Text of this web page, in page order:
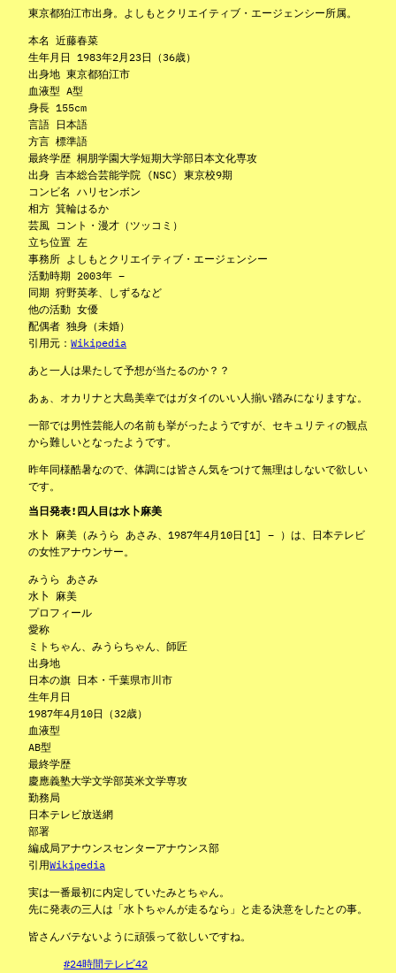
東京都狛江市出身。よしもとクリエイティブ・エージェンシー所属。
本名 近藤春菜
生年月日 1983年2月23日（36歳）
出身地 東京都狛江市
血液型 A型
身長 155cm
言語 日本語
方言 標準語
最終学歴 桐朋学園大学短期大学部日本文化専攻
出身 吉本総合芸能学院 (NSC) 東京校9期
コンビ名 ハリセンボン
相方 箕輪はるか
芸風 コント・漫才（ツッコミ）
立ち位置 左
事務所 よしもとクリエイティブ・エージェンシー
活動時期 2003年 –
同期 狩野英孝、しずるなど
他の活動 女優
配偶者 独身（未婚）
引用元： Wikipedia
あと一人は果たして予想が当たるのか？？
あぁ、オカリナと大島美幸ではガタイのいい人揃い踏みになりますな。
一部では男性芸能人の名前も挙がったようですが、セキュリティの観点
から難しいとなったようです。
昨年同様酷暑なので、体調には皆さん気をつけて無理はしないで欲しい
です。
当日発表!四人目は水卜麻美
水卜 麻美（みうら あさみ、1987年4月10日[1] – ）は、日本テレビ
の女性アナウンサー。
みうら あさみ
水卜 麻美
プロフィール
愛称
ミトちゃん、みうらちゃん、師匠
出身地
日本の旗 日本・千葉県市川市
生年月日
1987年4月10日（32歳）
血液型
AB型
最終学歴
慶應義塾大学文学部英米文学専攻
勤務局
日本テレビ放送網
部署
編成局アナウンスセンターアナウンス部
引用Wikipedia
実は一番最初に内定していたみとちゃん。
先に発表の三人は「水卜ちゃんが走るなら」と走る決意をしたとの事。
皆さんバテないように頑張って欲しいですね。
#24時間テレビ42